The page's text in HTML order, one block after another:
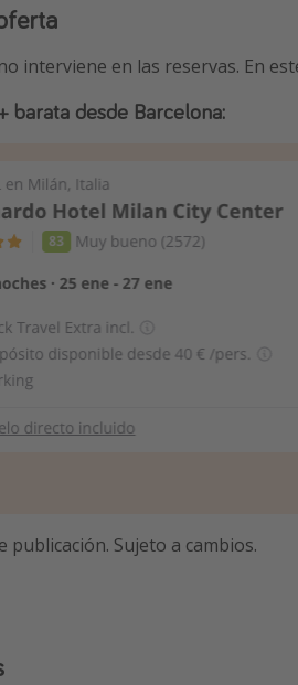
interviene en las reservas. En
barata desde Barcelona:
publicación. Sujeto a cambios.